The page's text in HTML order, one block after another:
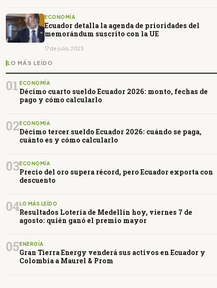
ECONOMÍA
Ecuador detalla la agenda de prioridades del
memorándum suscrito con la UE
17 de julio, 2023
LO MÁS LEÍDO
01 ECONOMÍA
Décimo cuarto sueldo Ecuador 2026: monto, fechas de
pago y cómo calcularlo
02ECONOMÍA
Décimo tercer sueldo Ecuador 2026: cuándo se paga,
cuánto es y cómo calcularlo
03ECONOMÍA
Precio del oro supera récord, pero Ecuador exporta con
descuento
04LO MÁS LEÍDO
Resultados Lotería de Medellín hoy, viernes 7 de
agosto: quién ganó el premio mayor
05ENERGÍA
Gran Tierra Energy venderá sus activos en Ecuador y
Colombia a Maurel & Prom